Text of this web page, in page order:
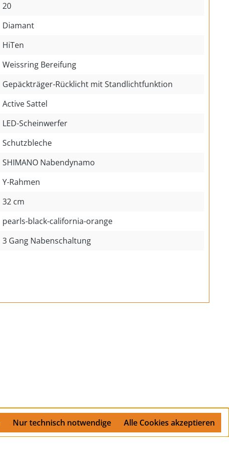
20
Diamant
HiTen
Weissring Bereifung
Gepäckträger-Rücklicht mit Standlichtfunktion
Active Sattel
LED-Scheinwerfer
Schutzbleche
SHIMANO Nabendynamo
Y-Rahmen
32 cm
pearls-black-california-orange
3 Gang Nabenschaltung
Nur technisch notwendige Alle Cookies akzeptieren